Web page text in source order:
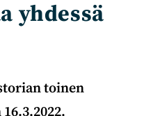
yhdessä
toinen